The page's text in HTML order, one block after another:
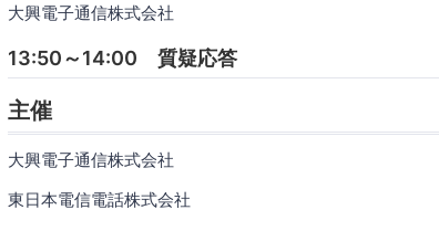
大興電子通信株式会社
13:50～14:00 質疑応答
主催
大興電子通信株式会社
東日本電信電話株式会社